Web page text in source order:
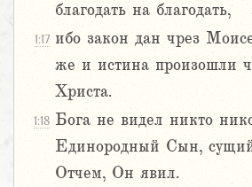
благодать на благодать,
1:17 ибо закон дан чрез
же и истина произошли
Христа.
1:18 Бога не видел никто
Единородный Сын,
Отчем, Он явил.